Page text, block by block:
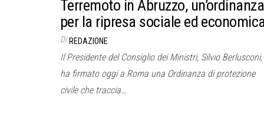
Terremoto in Abruzzo, un’ordinanza
per la ripresa sociale ed
Di REDAZIONE
Il Presidente del Consiglio dei Ministri, Silvio Berlusconi,
ha firmato oggi a Roma una Ordinanza di protezione
civile che traccia…